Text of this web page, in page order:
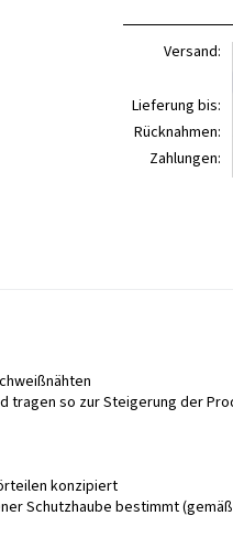
Versand:
Lieferung bis:
Rücknahmen:
Zahlungen:
tragen so zur Steigerung der
konzipiert
Schutzhaube bestimmt (gemäß